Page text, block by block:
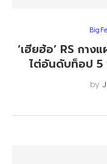
Big
‘เฮียฮ้อ’ RS กา
ไต่อันดับท็อป 5
by